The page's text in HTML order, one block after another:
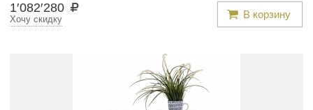
1′082′280 В корзину
Хочу скидку